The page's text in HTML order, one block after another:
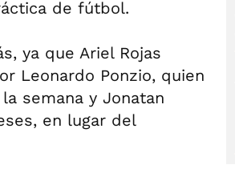
de fútbol.
ya que Ariel Rojas
Leonardo Ponzio, quien
semana y Jonatan
en lugar del